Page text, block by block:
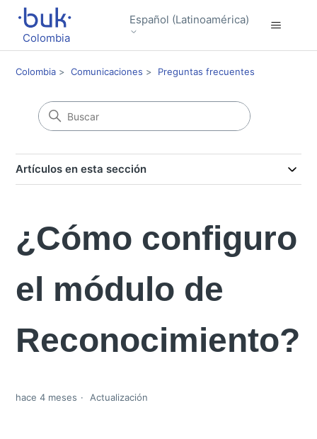
Colombia
Español (Latinoamérica)
Colombia Comunicaciones Preguntas frecuentes
Artículos en esta sección
¿Cómo configuro
el módulo de
Reconocimiento?
hace 4 meses Actualización